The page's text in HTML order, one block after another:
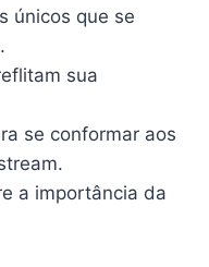
únicos que se
sua
se conformar aos
a importância da